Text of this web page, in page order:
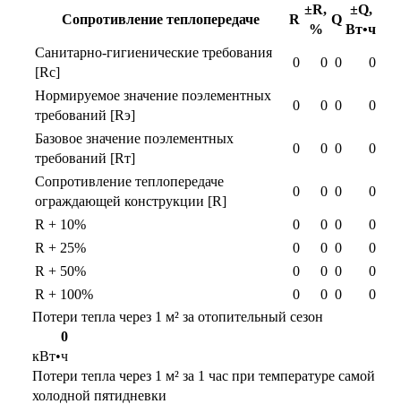
Сопротивление теплопередаче R
±R,
%
Q
±Q,
Вт•ч
Санитарно-гигиенические требования
[Rс]
0 0 0 0
Нормируемое значение поэлементных
требований [Rэ]
0 0 0 0
Базовое значение поэлементных
требований [Rт]
0 0 0 0
Сопротивление теплопередаче
ограждающей конструкции [R]
0 0 0 0
R + 10% 0 0 0
0
R + 25%
0 0 0
0
R + 50%
0 0 0
0
R + 100%
0 0 0
0
Потери тепла через 1 м² за отопительный сезон
0
кВт•ч
Потери тепла через 1 м² за 1 час при температуре самой
холодной пятидневки